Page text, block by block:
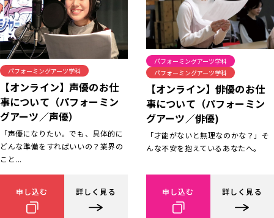
パフォーミングアーツ学科
【オンライン】声優のお仕
事について（パフォーミン
グアーツ／声優）
「声優になりたい。でも、具体的に
どんな準備をすればいいの？業界の
こと...
申し込む 詳しく見る
パフォーミングアーツ学科
パフォーミングアーツ学科
【オンライン】俳優のお仕
事について（パフォーミン
グアーツ／俳優)
「才能がないと無理なのかな？」そ
んな不安を抱えているあなたへ。
申し込む 詳しく見る